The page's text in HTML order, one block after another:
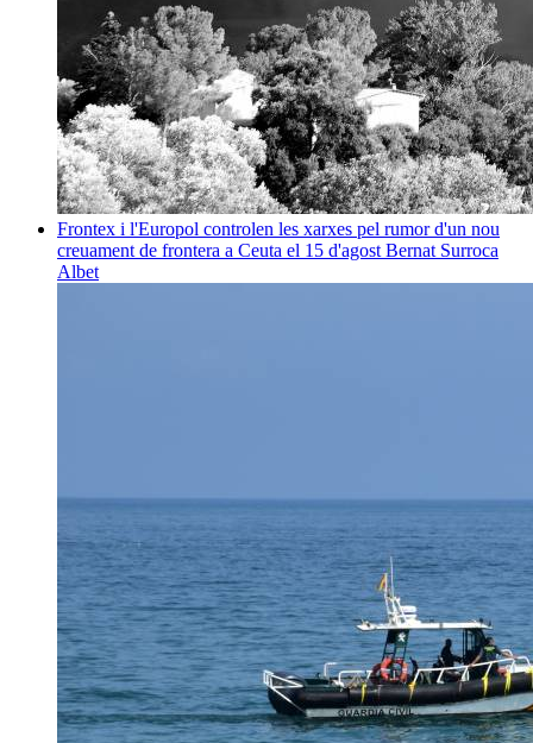
Frontex i l'Europol controlen les xarxes pel rumor d'un nou
creuament de frontera a Ceuta el 15 d'agost Bernat Surroca
Albet